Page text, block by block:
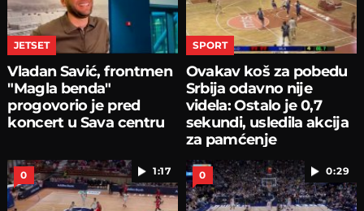
JETSET
Vladan Savić, frontmen
"Magla benda"
progovorio je pred
koncert u Sava centru
SPORT
Ovakav koš za pobedu
Srbija odavno nije
videla: Ostalo je 0,7
sekundi, usledila akcija
za pamćenje
1:17
0 0:29
0